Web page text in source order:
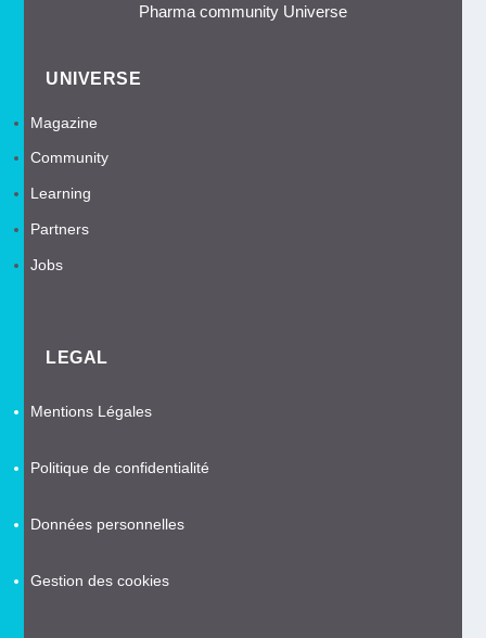
Pharma community Universe
UNIVERSE
Magazine
Community
Learning
Partners
Jobs
LEGAL
Mentions Légales
Politique de confidentialité
Données personnelles
Gestion des cookies